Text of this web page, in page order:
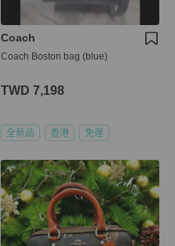
Coach
Coach Boston bag (blue)
TWD 7,198
全新品 香港 免運